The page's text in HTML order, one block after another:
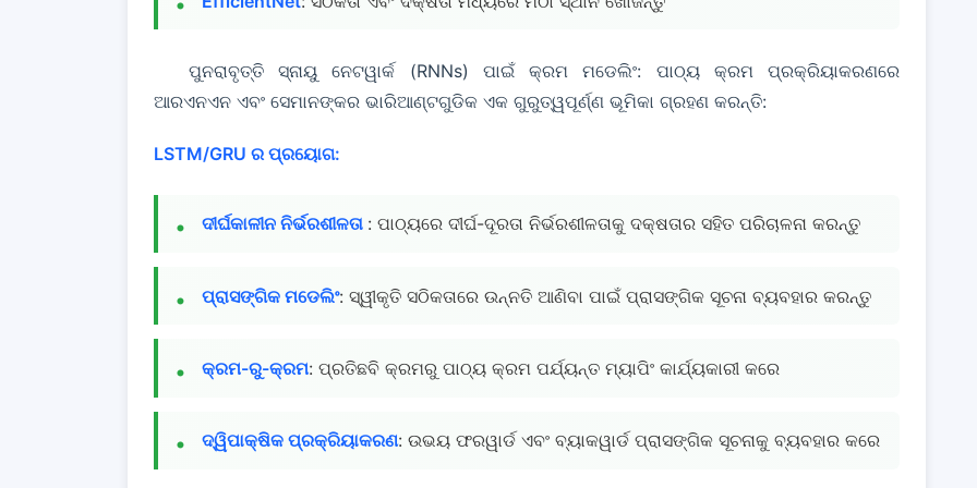
ପୁନରାବୃତ୍ତି ସ୍ନାୟୁ ନେଟୱାର୍କ (RNNs) ପାଇଁ କ୍ରମ ମଡେଲିଂ: ପାଠ୍ୟ କ୍ରମ ପ୍ରକ୍ରିୟାକରଣରେ
ଆରଏନଏନ ଏବଂ ସେମାନଙ୍କର ଭାରିଆଣ୍ଟଗୁଡିକ ଏକ ଗୁରୁତ୍ୱପୂର୍ଣ୍ଣ ଭୂମିକା ଗ୍ରହଣ କରନ୍ତି:
LSTM/GRU ର ପ୍ରୟୋଗ:
ଦୀର୍ଘକାଳୀନ ନିର୍ଭରଶୀଳତା : ପାଠ୍ୟରେ ଦୀର୍ଘ-ଦୂରତା ନିର୍ଭରଶୀଳତାକୁ ଦକ୍ଷତାର ସହିତ ପରିଚାଳନା କରନ୍ତୁ
ପ୍ରାସଙ୍ଗିକ ମଡେଲିଂ: ସ୍ୱୀକୃତି ସଠିକତାରେ ଉନ୍ନତି ଆଣିବା ପାଇଁ ପ୍ରାସଙ୍ଗିକ ସୂଚନା ବ୍ୟବହାର କରନ୍ତୁ
କ୍ରମ-ରୁ-କ୍ରମ: ପ୍ରତିଛବି କ୍ରମରୁ ପାଠ୍ୟ କ୍ରମ ପର୍ଯ୍ୟନ୍ତ ମ୍ୟାପିଂ କାର୍ଯ୍ୟକାରୀ କରେ
ଦ୍ୱିପାକ୍ଷିକ ପ୍ରକ୍ରିୟାକରଣ: ଉଭୟ ଫରୱାର୍ଡ ଏବଂ ବ୍ୟାକୱାର୍ଡ ପ୍ରାସଙ୍ଗିକ ସୂଚନାକୁ ବ୍ୟବହାର କରେ